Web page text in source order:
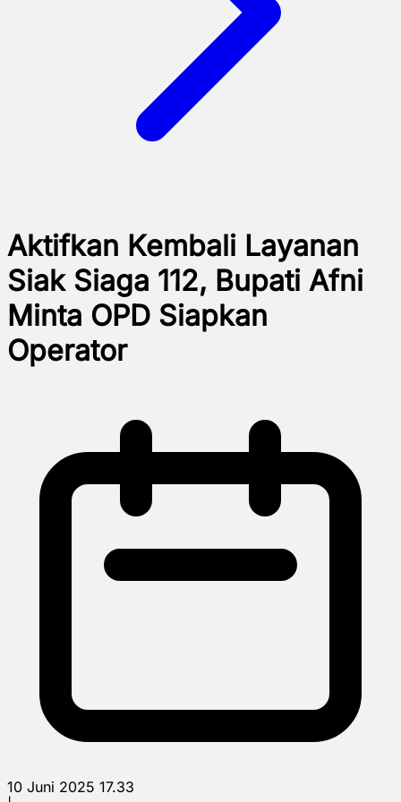
Aktifkan Kembali Layanan
Siak Siaga 112, Bupati Afni
Minta OPD Siapkan
Operator
10 Juni 2025 17.33